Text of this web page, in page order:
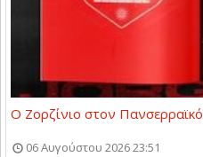
Ο Ζορζίνιο στον Πανσερραϊκό
06 Αυγούστου 2026 23:51